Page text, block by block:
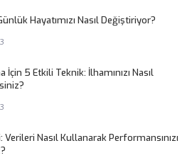
Hayatımızı Nasıl Değiştiriyor?
İçin 5 Etkili Teknik: İlhamınızı Nasıl
Nasıl Kullanarak Performansınızı